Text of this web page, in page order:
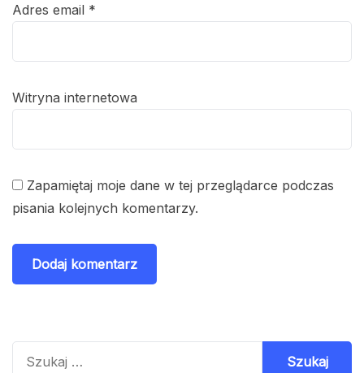
Adres email *
Witryna internetowa
Zapamiętaj moje dane w tej przeglądarce podczas
pisania kolejnych komentarzy.